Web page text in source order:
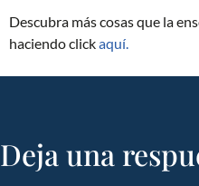
Descubra más cosas que la
haciendo clickaquí.
Deja una